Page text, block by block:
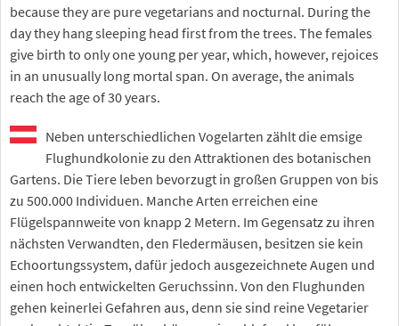
because they are pure vegetarians and nocturnal. During the
day they hang sleeping head first from the trees. The females
give birth to only one young per year, which, however, rejoices
in an unusually long mortal span. On average, the animals
reach the age of 30 years.
Neben unterschiedlichen Vogelarten zählt die emsige
Flughundkolonie zu den Attraktionen des botanischen
Gartens. Die Tiere leben bevorzugt in großen Gruppen von bis
zu 500.000 Individuen. Manche Arten erreichen eine
Flügelspannweite von knapp 2 Metern. Im Gegensatz zu ihren
nächsten Verwandten, den Fledermäusen, besitzen sie kein
Echoortungssystem, dafür jedoch ausgezeichnete Augen und
einen hoch entwickelten Geruchssinn. Von den Flughunden
gehen keinerlei Gefahren aus, denn sie sind reine Vegetarier